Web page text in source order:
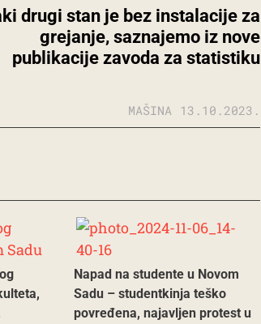
drugi stan je bez instalacije za
grejanje, saznajemo iz nove
publikacije zavoda za statistiku
MAŠINA 13.10.2023.
Napad na studente u Novom
Sadu – studentkinja teško
povređena, najavljen protest u